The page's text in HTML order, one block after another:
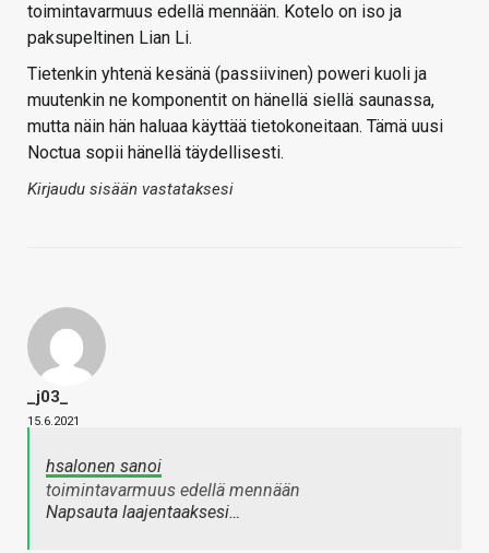
toimintavarmuus edellä mennään. Kotelo on iso ja
paksupeltinen Lian Li.
Tietenkin yhtenä kesänä (passiivinen) poweri kuoli ja
muutenkin ne komponentit on hänellä siellä saunassa,
mutta näin hän haluaa käyttää tietokoneitaan. Tämä uusi
Noctua sopii hänellä täydellisesti.
Kirjaudu sisään vastataksesi
_j03_
15.6.2021
hsalonen sanoi
toimintavarmuus edellä mennään
Napsauta laajentaaksesi…